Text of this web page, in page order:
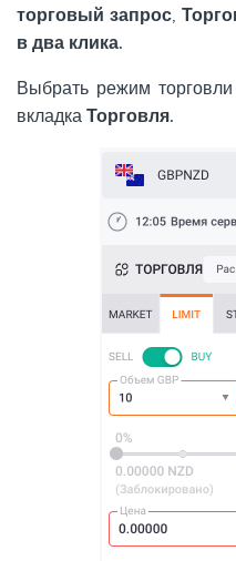
торговый запрос,
в два клика.
Выбрать режим
вкладкаТорговля.